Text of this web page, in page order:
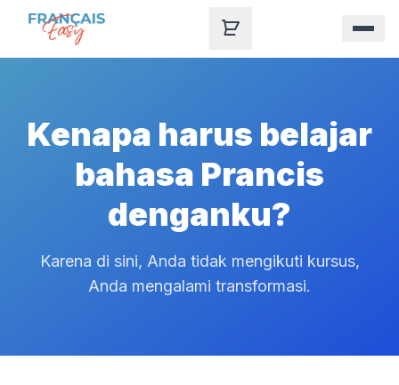
Skip to content
Kenapa harus belajar
bahasa Prancis
denganku?
Karena di sini, Anda tidak mengikuti kursus,
Anda mengalami transformasi.